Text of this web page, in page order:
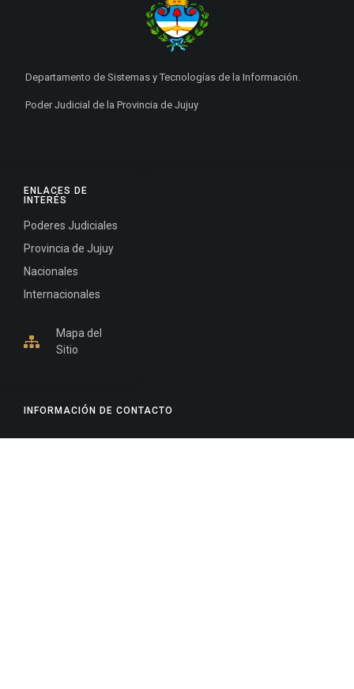
INFORMACIÓN DE CONTACTO
ENLACES DE
INTERÉS
Poderes Judiciales
Provincia de Jujuy
Nacionales
Internacionales
Mapa del
Sitio
Departamento de Sistemas y Tecnologías de la Información.
Poder Judicial de la Provincia de Jujuy